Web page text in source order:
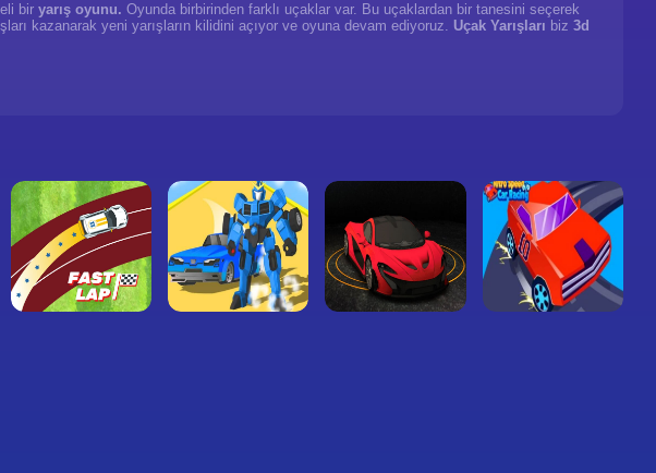
bir yarış oyunu. Oyunda birbirinden farklı uçaklar var. Bu uçaklardan bir tanesini seçerek
kazanarak yeni yarışların kilidini açıyor ve oyuna devam ediyoruz. Uçak Yarışları biz 3d